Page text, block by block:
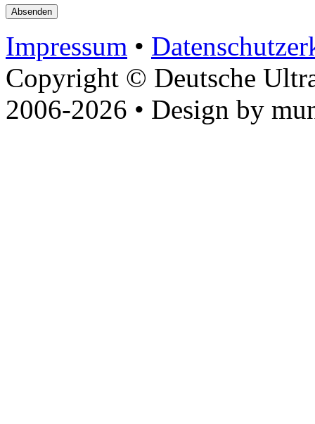
Impressum •
Copyright © Deutsche
2006-2026 • Design by